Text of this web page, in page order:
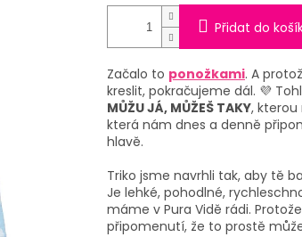
Přidat do
Začalo to ponožkami. A
kreslit, pokračujeme dál. 💜
MŮŽU JÁ, MŮŽEŠ TAKY, kterou
která nám dnes a denně
hlavě.
Triko jsme navrhli tak, aby tě
Je lehké, pohodlné,
máme v Pura Vidě rádi.
připomenutí, že to prostě